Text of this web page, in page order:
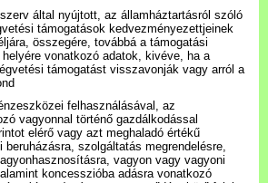
által nyújtott, az államháztartásról szóló
támogatások kedvezményezettjeinek
összegére, továbbá a támogatási
vonatkozó adatok, kivéve, ha a
támogatást visszavonják vagy arról a
felhasználásával, az
vagyonnal történő gazdálkodással
elérő vagy azt meghaladó értékű
szolgáltatás megrendelésre,
vagyon vagy vagyoni
koncesszióba adásra vonatkozó